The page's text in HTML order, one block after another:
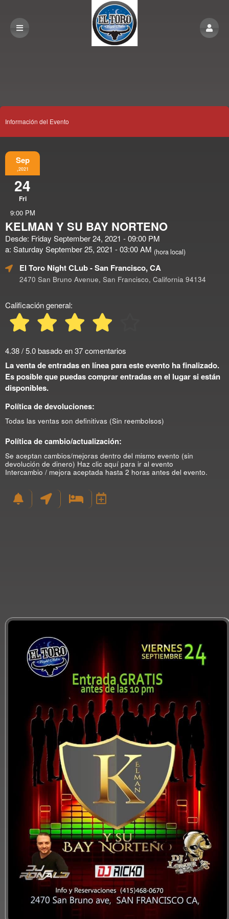
Información del Evento
Sep
,2021
24
Fri
9:00 PM
KELMAN Y SU BAY NORTENO
Desde: Friday September 24, 2021 - 09:00 PM
a: Saturday September 25, 2021 - 03:00 AM (hora local)
El Toro Night CLub- San Francisco, CA
2470 San Bruno Avenue, San Francisco, California 94134
Calificación general:
4.38 / 5.0 basado en 37 comentarios
La venta de entradas en línea para este evento ha finalizado.
Es posible que puedas comprar entradas en el lugar si están
disponibles.
Política de devoluciones:
Todas las ventas son definitivas (Sin reembolsos)
Política de cambio/actualización:
Se aceptan cambios/mejoras dentro del mismo evento (sin
devolución de dinero) Haz clic aquí para ir al evento
Intercambio / mejora aceptada hasta 2 horas antes del evento.